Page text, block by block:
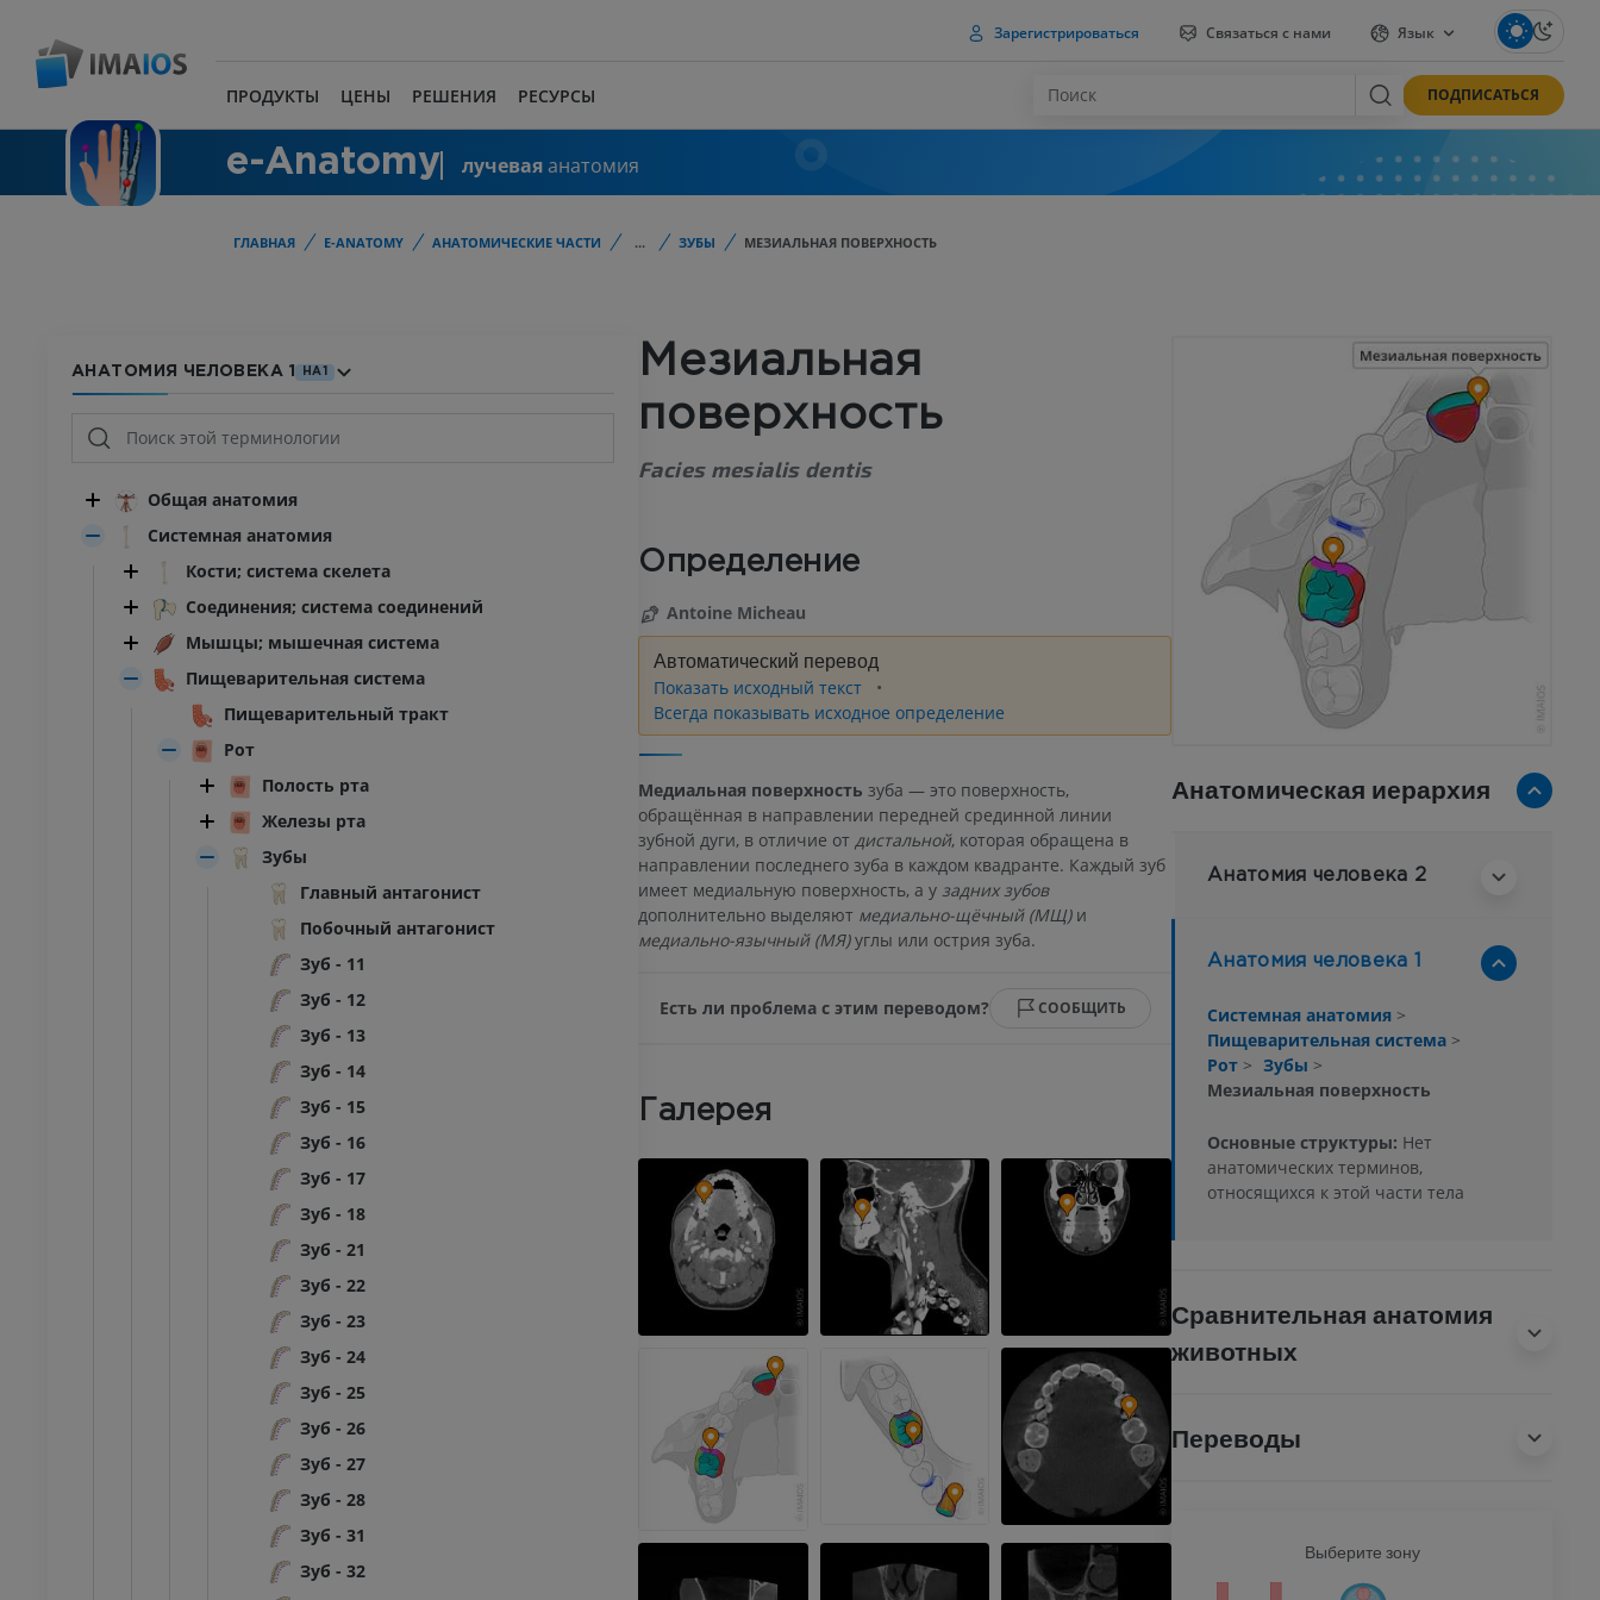
Зарегистрироваться Связаться с нами Язык
ПРОДУКТЫ ЦЕНЫ РЕШЕНИЯ РЕСУРСЫ ПОДПИСАТЬСЯ
e-Anatomy лучеваяанатомия
ГЛАВНАЯ E-ANATOMY АНАТОМИЧЕСКИЕ ЧАСТИ ... ЗУБЫ МЕЗИАЛЬНАЯ ПОВЕРХНОСТЬ
АНАТОМИЯ ЧЕЛОВЕКА 1 HA1
Общая анатомия
Системная анатомия
Кости; система скелета
Соединения; система соединений
Мышцы; мышечная система
Пищеварительная система
Пищеварительный тракт
Рот
Полость рта
Железы рта
Зубы
Главный антагонист
Побочный антагонист
Зуб - 11
Зуб - 12
Зуб - 13
Зуб - 14
Зуб - 15
Зуб - 16
Зуб - 17
Зуб - 18
Зуб - 21
Зуб - 22
Зуб - 23
Зуб - 24
Зуб - 25
Зуб - 26
Зуб - 27
Зуб - 28
Зуб - 31
Зуб - 32
Мезиальная
поверхность
Facies mesialis dentis
Определение
Antoine Micheau
Автоматический перевод
Показать исходный текст
Всегда показывать исходное определение
Медиальная поверхность зуба — это поверхность,
обращённая в направлении передней срединной линии
зубной дуги, в отличие от дистальной, которая обращена в
направлении последнего зуба в каждом квадранте. Каждый зуб
имеет медиальную поверхность, а у задних зубов
дополнительно выделяют медиально-щёчный (МЩ)и
медиально-язычный (МЯ)углы или острия зуба.
Есть ли проблема с этим переводом? СООБЩИТЬ
Галерея
Анатомическая иерархия
Анатомия человека 2
Анатомия человека 1
Системная анатомия >
Пищеварительная система >
Рот > Зубы >
Мезиальная поверхность
Основные структуры: Нет
анатомических терминов,
относящихся к этой части тела
Сравнительная анатомия
животных
Переводы
ПРЕДПЛЮСНА - СТОПА ВЕРХНЯЯ КОНЕЧНОСТЬ НИЖНЯЯ КОНЕЧНОСТЬ Выберите зону